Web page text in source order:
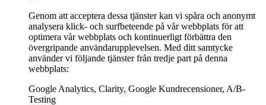
Genom att acceptera dessa tjänster kan vi spåra och anonymt
analysera klick- och surfbeteende på vår webbplats för att
optimera vår webbplats och kontinuerligt förbättra den
övergripande användarupplevelsen. Med ditt samtycke
använder vi följande tjänster från tredje part på denna
webbplats:
Google Analytics, Clarity, Google Kundrecensioner, A/B-
Testing